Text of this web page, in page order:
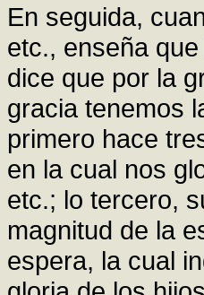
En seguida,
etc., enseña
dice que por la
gracia tenemos
primero hace
en la cual nos
etc.; lo tercero,
magnitud de la
espera, la cual